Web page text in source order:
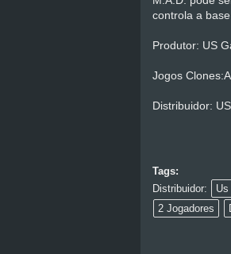
controla a
Produtor: US
Jogos
Distribuidor:
Tags:
Distribuidor:
Us
2 Jogadores